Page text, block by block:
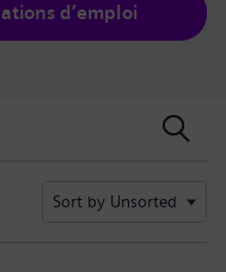
d’emploi
Sort by Unsorted